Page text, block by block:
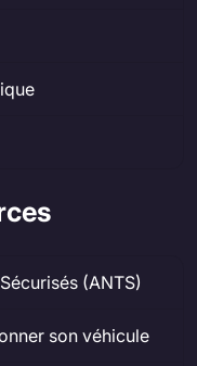
(ANTS)
son véhicule